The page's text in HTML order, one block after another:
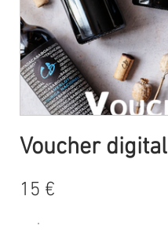
Voucher digital
15 €